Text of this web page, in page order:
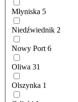
Młyniska 5
Niedźwiednik 2
Nowy Port 6
Oliwa 31
Olszynka 1